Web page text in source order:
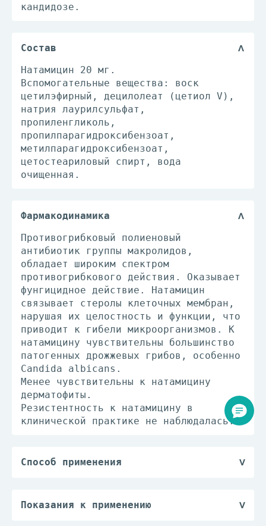
кандидозе.
Состав
Натамицин 20 мг.
Вспомогательные вещества: воск
цетилэфирный, децилолеат (цетиол V),
натрия лаурилсульфат,
пропиленгликоль,
пропилпарагидроксибензоат,
метилпарагидроксибензоат,
цетостеариловый спирт, вода
очищенная.
Фармакодинамика
Противогрибковый полиеновый
антибиотик группы макролидов,
обладает широким спектром
противогрибкового действия. Оказывает
фунгицидное действие. Натамицин
связывает стеролы клеточных мембран,
нарушая их целостность и функции, что
приводит к гибели микроорганизмов. К
натамицину чувствительны большинство
патогенных дрожжевых грибов, особенно
Candida albicans.
Менее чувствительны к натамицину
дерматофиты.
Резистентность к натамицину в
клинической практике не наблюдалась.
Способ применения
для взрослых - 4 раза/сут, для детей
Показания к применению